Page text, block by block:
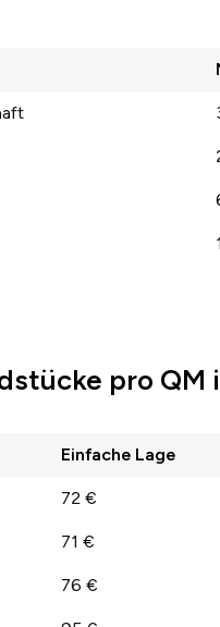
pro QM
Einfache Lage
72 €
71 €
76 €